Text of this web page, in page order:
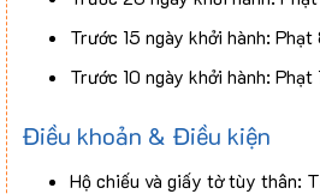
Trước 15 ngày khởi hành:
Trước 10 ngày khởi hành:
Điều khoản & Điều kiện
Hộ chiếu và giấy tờ tùy thân: